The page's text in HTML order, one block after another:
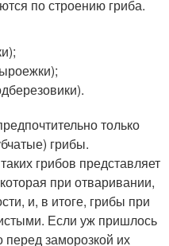
по строению гриба.
только
грибы.
грибов представляет
при отваривании,
и, в итоге, грибы при
Если уж пришлось
перед заморозкой их